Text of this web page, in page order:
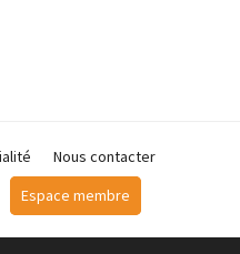
Nous contacter
Espace membre